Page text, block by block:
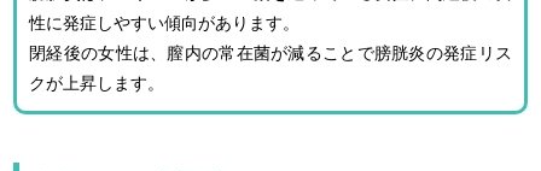
性に発症しやすい傾向があります。
閉経後の女性は、膣内の常在菌が減ることで膀胱炎の発症リス
クが上昇します。